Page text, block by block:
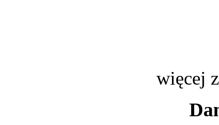
więcej